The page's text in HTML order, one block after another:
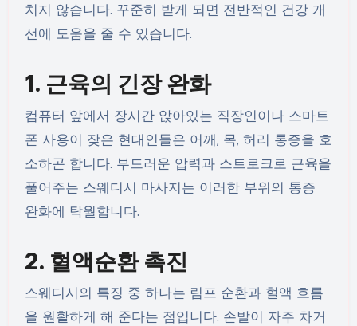
치지 않습니다. 꾸준히 받게 되면 전반적인 건강 개
선에 도움을 줄 수 있습니다.
1. 근육의 긴장 완화
컴퓨터 앞에서 장시간 앉아있는 직장인이나 스마트
폰 사용이 잦은 현대인들은 어깨, 목, 허리 통증을 호
소하곤 합니다. 부드러운 압력과 스트로크로 근육을
풀어주는 스웨디시 마사지는 이러한 부위의 통증
완화에 탁월합니다.
2. 혈액순환 촉진
스웨디시의 특징 중 하나는 림프 순환과 혈액 흐름
을 원활하게 해 준다는 점입니다. 손발이 자주 차거